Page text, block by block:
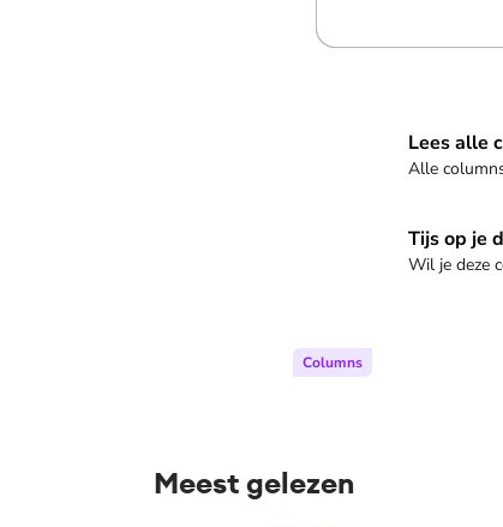
Lees alle
Alle
Lees alle columns van
Tijs op je
Wil je deze
Naar de website
Columns
Meest gelezen